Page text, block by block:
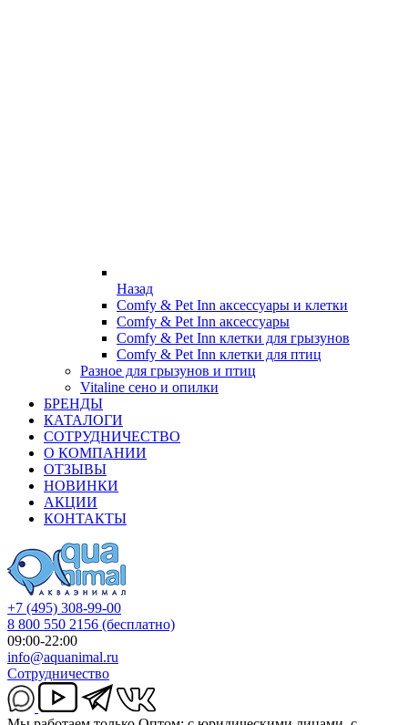
Назад
Comfy & Pet Inn аксессуары и клетки
Comfy & Pet Inn аксессуары
Comfy & Pet Inn клетки для грызунов
Comfy & Pet Inn клетки для птиц
Разное для грызунов и птиц
Vitaline сено и опилки
БРЕНДЫ
КАТАЛОГИ
СОТРУДНИЧЕСТВО
О КОМПАНИИ
ОТЗЫВЫ
НОВИНКИ
АКЦИИ
КОНТАКТЫ
+7 (495) 308-99-00
8 800 550 2156 (бесплатно)
09:00-22:00
info@aquanimal.ru
Сотрудничество